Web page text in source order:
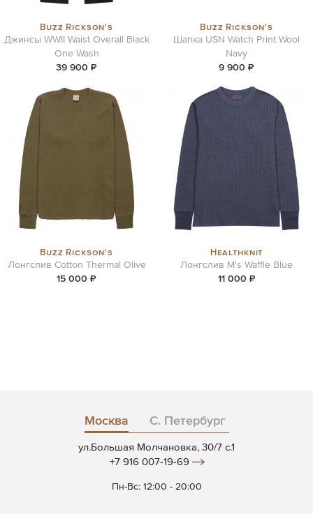
Buzz Rickson's
Джинсы WWII Waist Overall Black
One Wash
39 900 ₽
Buzz Rickson's
Шапка USN Watch Print Wool
Navy
9 900 ₽
Buzz Rickson's
Лонгслив Cotton Thermal Olive
15 000 ₽
Healthknit
Лонгслив M's Waffle Blue
11 000 ₽
Москва С. Петербург
ул.Большая Молчановка, 30/7 c.1
+7 916 007-19-69
Пн-Вс: 12:00 - 20:00